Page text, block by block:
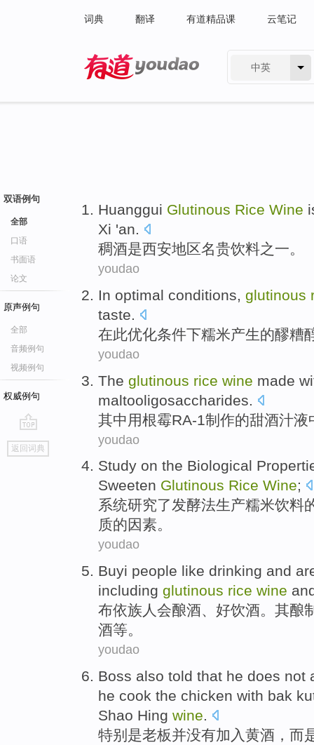
词典 翻译 有道精品课 云笔记
中英
双语例句
全部
口语
书面语
论文
原声例句
全部
音频例句
视频例句
权威例句
go
top
返回词典
Huanggui Glutinous Rice Wine
Xi 'an.
稠酒是西安地区名贵饮料之一。
youdao
In optimal conditions, glutinous
taste.
在此优化条件下糯米产生的醪糟
youdao
The glutinous rice wine made
maltooligosaccharides
其中 用根霉RA-1制作的甜酒汁液
youdao
Study on the Biological
Sweeten Glutinous Rice Wine;
系统研究了发酵法生产糯米饮料
质的因素。
youdao
Buyi people like drinking and
including glutinous rice wine
布依族 人 会酿酒、好饮酒。其酿
酒等。
youdao
Boss also told that he does not
he cook the chicken with bak
Shao Hing wine.
特别是老板并没有加入黄酒 ， 而